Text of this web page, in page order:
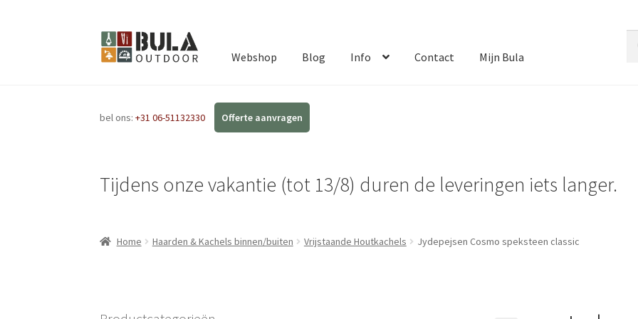
Webshop Blog Info Contact Mijn Bula
bel ons:+31 06-51132330
Tijdens onze vakantie (tot 13/8) duren de leveringen iets langer.
Home Haarden & Kachels binnen/buiten Vrijstaande Houtkachels Jydepejsen Cosmo speksteen classic